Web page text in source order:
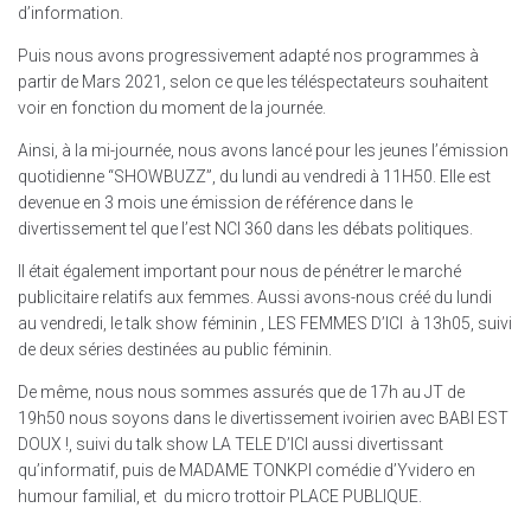
d’information.
Puis nous avons progressivement adapté nos programmes à
partir de Mars 2021, selon ce que les téléspectateurs souhaitent
voir en fonction du moment de la journée.
Ainsi, à la mi-journée, nous avons lancé pour les jeunes l’émission
quotidienne “SHOWBUZZ”, du lundi au vendredi à 11H50. Elle est
devenue en 3 mois une émission de référence dans le
divertissement tel que l’est NCI 360 dans les débats politiques.
Il était également important pour nous de pénétrer le marché
publicitaire relatifs aux femmes. Aussi avons-nous créé du lundi
au vendredi, le talk show féminin , LES FEMMES D’ICI à 13h05, suivi
de deux séries destinées au public féminin.
De même, nous nous sommes assurés que de 17h au JT de
19h50 nous soyons dans le divertissement ivoirien avec BABI EST
DOUX !, suivi du talk show LA TELE D’ICI aussi divertissant
qu’informatif, puis de MADAME TONKPI comédie d’Yvidero en
humour familial, et du micro trottoir PLACE PUBLIQUE.